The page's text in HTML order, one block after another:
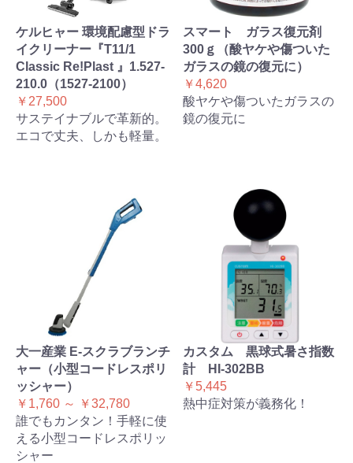
ケルヒャー 環境配慮型ドラ
イクリーナー『T11/1
Classic Re!Plast 』1.527-
210.0（1527-2100）
￥27,500
サステイナブルで革新的。
エコで丈夫、しかも軽量。
スマート ガラス復元剤
300ｇ（酸ヤケや傷ついた
ガラスの鏡の復元に）
￥4,620
酸ヤケや傷ついたガラスの
鏡の復元に
大一産業 E-スクラブランチ
ャー（小型コードレスポリ
ッシャー）
￥1,760 ～ ￥32,780
誰でもカンタン！手軽に使
える小型コードレスポリッ
シャー
カスタム 黒球式暑さ指数
計 HI-302BB
￥5,445
熱中症対策が義務化！